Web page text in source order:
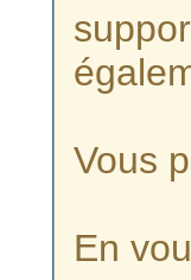
Vous
En